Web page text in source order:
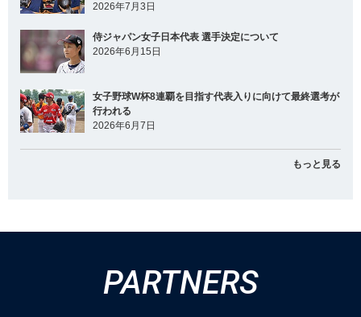
2026年7月3日
侍ジャパン女子日本代表 選手決定について
2026年6月15日
女子野球W杯8連覇を目指す代表入りに向けて最終選考が
行われる
2026年6月7日
もっと見る
PARTNERS